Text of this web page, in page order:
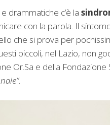
drammatiche c’è la
con la parola. Il
che si prova per
piccoli, nel Lazio, non
Or.Sa e della Fondazione
.